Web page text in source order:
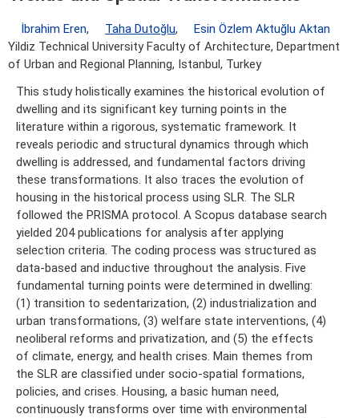
İbrahim Eren, Taha Dutoğlu,
Esin Özlem Aktuğlu Aktan
Yildiz Technical University Faculty of Architecture, Department
of Urban and Regional Planning, Istanbul, Turkey
This study holistically examines the historical evolution of
dwelling and its significant key turning points in the
literature within a rigorous, systematic framework. It
reveals periodic and structural dynamics through which
dwelling is addressed, and fundamental factors driving
these transformations. It also traces the evolution of
housing in the historical process using SLR. The SLR
followed the PRISMA protocol. A Scopus database search
yielded 204 publications for analysis after applying
selection criteria. The coding process was structured as
data-based and inductive throughout the analysis. Five
fundamental turning points were determined in dwelling:
(1) transition to sedentarization, (2) industrialization and
urban transformations, (3) welfare state interventions, (4)
neoliberal reforms and privatization, and (5) the effects
of climate, energy, and health crises. Main themes from
the SLR are classified under socio-spatial formations,
policies, and crises. Housing, a basic human need,
continuously transforms over time with environmental